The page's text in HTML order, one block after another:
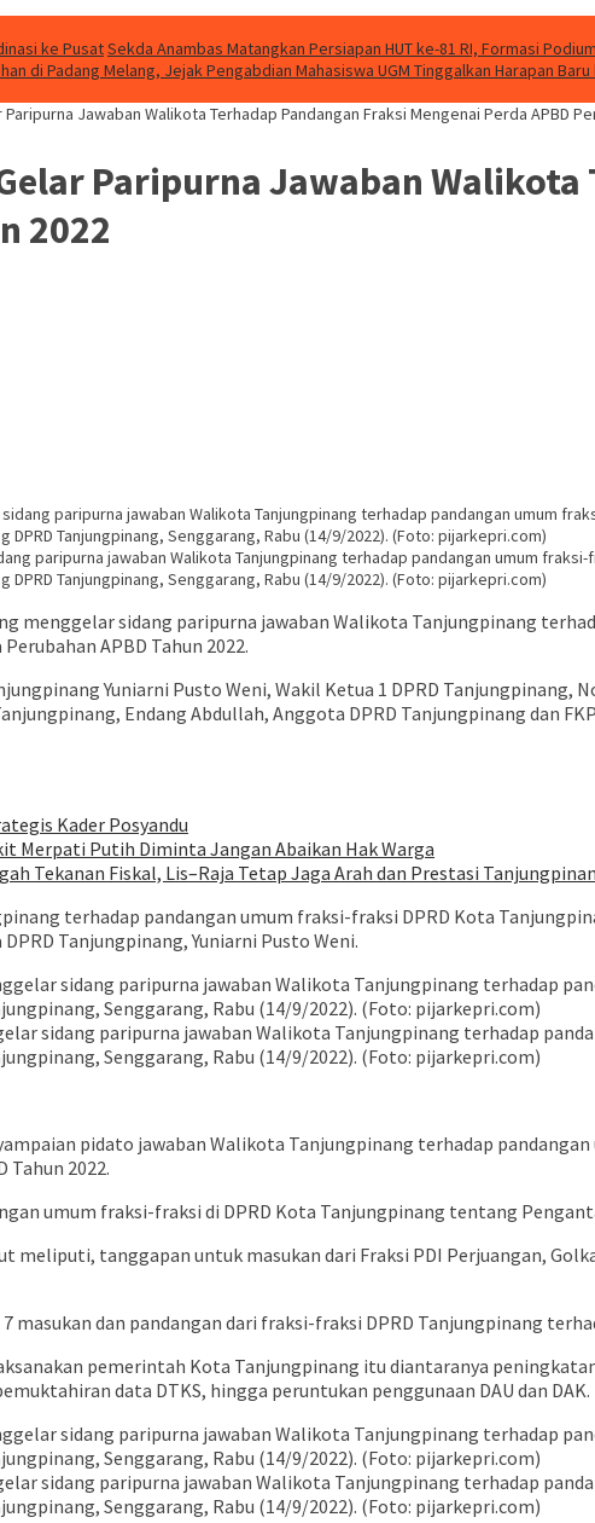
ke PusatSekda Anambas Matangkan Persiapan HUT ke-81 RI, Formasi
di Padang Melang, Jejak Pengabdian Mahasiswa UGM Tinggalkan Harapan
Paripurna Jawaban Walikota Terhadap Pandangan Fraksi Mengenai Perda APBD
Paripurna Jawaban
2022
paripurna jawaban Walikota Tanjungpinang terhadap pandangan umum
DPRD Tanjungpinang, Senggarang, Rabu (14/9/2022). (Foto: pijarkepri.com)
menggelar sidang paripurna jawaban Walikota Tanjungpinang
APBD Tahun 2022.
Yuniarni Pusto Weni, Wakil Ketua 1 DPRD Tanjungpinang,
Endang Abdullah, Anggota DPRD Tanjungpinang dan
Kader Posyandu
Merpati Putih Diminta Jangan Abaikan Hak Warga
Tekanan Fiskal, Lis–Raja Tetap Jaga Arah dan Prestasi
terhadap pandangan umum fraksi-fraksi DPRD Kota
Tanjungpinang, Yuniarni Pusto Weni.
sidang paripurna jawaban Walikota Tanjungpinang terhadap
Senggarang, Rabu (14/9/2022). (Foto: pijarkepri.com)
pidato jawaban Walikota Tanjungpinang terhadap
Tahun 2022.
umum fraksi-fraksi di DPRD Kota Tanjungpinang tentang
meliputi, tanggapan untuk masukan dari Fraksi PDI Perjuangan,
dan pandangan dari fraksi-fraksi DPRD Tanjungpinang
pemerintah Kota Tanjungpinang itu diantaranya
data DTKS, hingga peruntukan penggunaan DAU dan DAK.
sidang paripurna jawaban Walikota Tanjungpinang terhadap
Senggarang, Rabu (14/9/2022). (Foto: pijarkepri.com)